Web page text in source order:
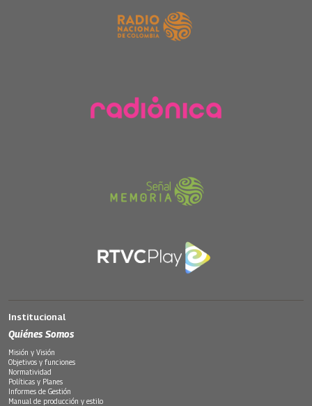
Institucional
Quiénes Somos
Misión y Visión
Objetivos y funciones
Normatividad
Políticas y Planes
Informes de Gestión
Manual de producción y estilo